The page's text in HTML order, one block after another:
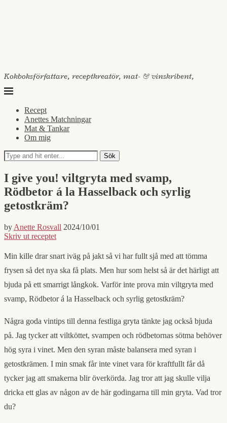
Kokboksförfattare, receptkreatör, mat- & vinskribent,
Recept
Anettes Matchningar
Mat & Tankar
Om mig
Sök
I give you! viltgryta med svamp,
Rödbetor á la Hasselback och syrlig
getostkräm?
by Anette Rosvall 2024/10/01
Skriv ut receptet
Min kille drar snart iväg på jakt så vi har fullt sjå med att tömma
frysen så det nya ska få plats. Men hur som helst så är det härligt att
bjuda på ett smarrigt långkok. Varför inte prova min viltgryta med
svamp, Rödbetor á la Hasselback och syrlig getostkräm?
Några goda vintips till denna festliga gryta tänkte jag också bjuda
på. Jag tycker att viltköttet, svampen och rödbetornas sötma behöver
hög syra i vinet. Men den syran måste balansera med syran i
getostkrämen. I min smak får inte vinet vara för kraftfullt får då
tycker jag att smakerna blir överkörda. Jag tror att jag skulle vilja
dricka ett glas av någon av de här godingarna till min gryta. Vad tror
du?